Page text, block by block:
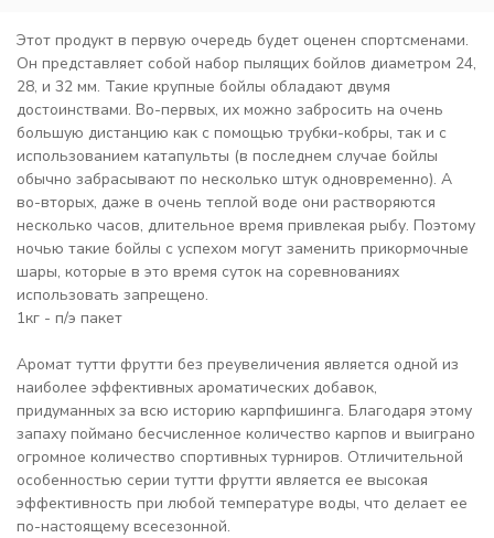
Этот продукт в первую очередь будет оценен спортсменами.
Он представляет собой набор пылящих бойлов диаметром 24,
28, и 32 мм. Такие крупные бойлы обладают двумя
достоинствами. Во-первых, их можно забросить на очень
большую дистанцию как с помощью трубки-кобры, так и с
использованием катапульты (в последнем случае бойлы
обычно забрасывают по несколько штук одновременно). А
во-вторых, даже в очень теплой воде они растворяются
несколько часов, длительное время привлекая рыбу. Поэтому
ночью такие бойлы с успехом могут заменить прикормочные
шары, которые в это время суток на соревнованиях
использовать запрещено.
1кг - п/э пакет
Аромат тутти фрутти без преувеличения является одной из
наиболее эффективных ароматических добавок,
придуманных за всю историю карпфишинга. Благодаря этому
запаху поймано бесчисленное количество карпов и выиграно
огромное количество спортивных турниров. Отличительной
особенностью серии тутти фрутти является ее высокая
эффективность при любой температуре воды, что делает ее
по-настоящему всесезонной.